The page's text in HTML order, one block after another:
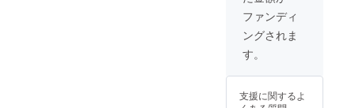
中止に
なった
場合、
鈴鹿
モート
行終了
後から
10：00
頃の予
00～9：
00頃に
※係留飛行（搭乗
体験）の気球は
選べませんので
ご了承くださ
い。
期間平成30年11
月26日～平成30
年12月31日） ※
気象状況により
中止・時間変
ありますのでご
（予定） ※大会
期間中に熱気球
係留飛行（搭乗
体験）1名無料券
が利用できな
かった場合また
は台風等で大会
が中止になった
ファンディ
ングされま
す。
支援に関するよ